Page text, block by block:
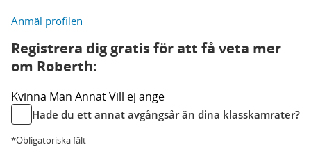
Anmäl profilen
Registrera dig gratis för att få veta mer
om Roberth:
Kvinna Man AnnatVill ej ange
Hade du ett annat avgångsår än dina klasskamrater?
*Obligatoriska fält